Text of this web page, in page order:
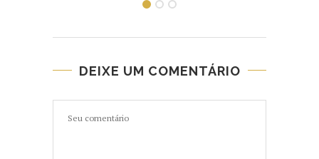
DEIXE UM COMENTÁRIO